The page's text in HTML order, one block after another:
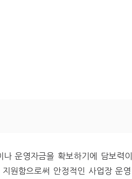
나 운영자금을 확보하기에 담보
원함으로써 안정적인 사업장 운